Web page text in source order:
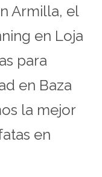
Armilla, el
en Loja
para
en Baza
la mejor
en